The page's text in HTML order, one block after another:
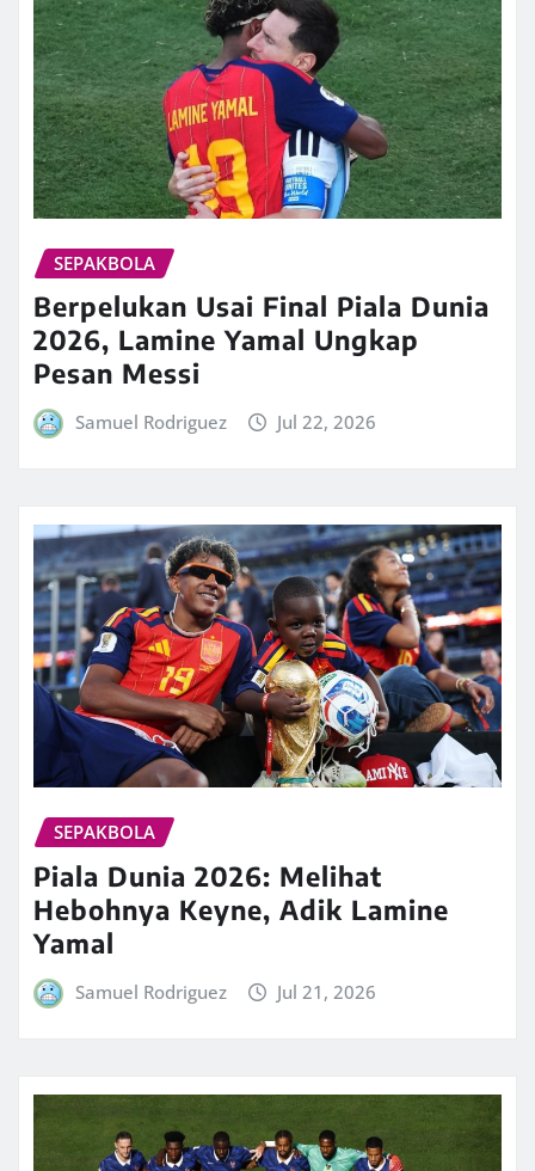
SEPAKBOLA
Berpelukan Usai Final Piala Dunia
2026, Lamine Yamal Ungkap
Pesan Messi
Samuel Rodriguez Jul 22, 2026
SEPAKBOLA
Piala Dunia 2026: Melihat
Hebohnya Keyne, Adik Lamine
Yamal
Samuel Rodriguez Jul 21, 2026